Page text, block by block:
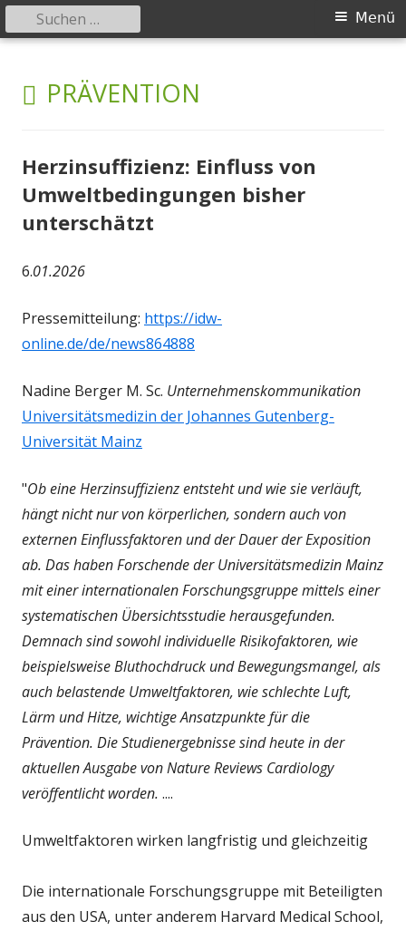
zum
Inhalt
Gesundheit
Primäres
Menü
Suchen
nach:
SCHLAGWORT:
PRÄVENTION
Herzinsuffizienz: Einfluss von
Umweltbedingungen bisher
unterschätzt
6.01.2026
Pressemitteilung: https://idw-
online.de/de/news864888
Nadine Berger M. Sc. Unternehmenskommunikation
Universitätsmedizin der Johannes Gutenberg-
Universität Mainz
"Ob eine Herzinsuffizienz entsteht und wie sie verläuft,
hängt nicht nur von körperlichen, sondern auch von
externen Einflussfaktoren und der Dauer der Exposition
ab. Das haben Forschende der Universitätsmedizin Mainz
mit einer internationalen Forschungsgruppe mittels einer
systematischen Übersichtsstudie herausgefunden.
Demnach sind sowohl individuelle Risikofaktoren, wie
beispielsweise Bluthochdruck und Bewegungsmangel, als
auch belastende Umweltfaktoren, wie schlechte Luft,
Lärm und Hitze, wichtige Ansatzpunkte für die
Prävention. Die Studienergebnisse sind heute in der
aktuellen Ausgabe von Nature Reviews Cardiology
veröffentlicht worden. ....
Umweltfaktoren wirken langfristig und gleichzeitig
Die internationale Forschungsgruppe mit Beteiligten
aus den USA, unter anderem Harvard Medical School,